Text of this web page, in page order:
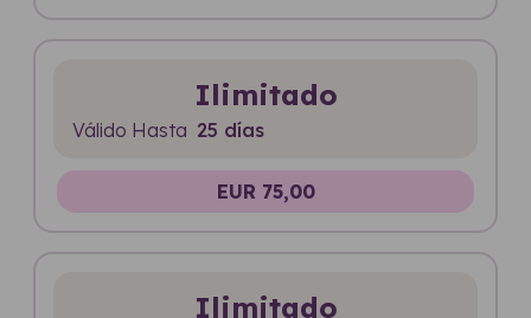
Ilimitado
Válido Hasta 25 días
EUR 75,00
Ilimitado